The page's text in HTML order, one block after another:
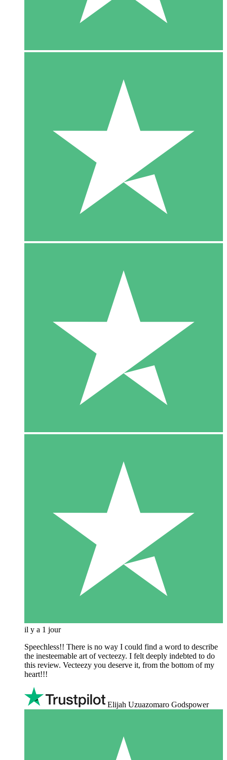
il y a 1 jour
Speechless!! There is no way I could find a word to describe
the inesteemable art of vecteezy. I felt deeply indebted to do
this review. Vecteezy you deserve it, from the bottom of my
heart!!!
Elijah Uzuazomaro Godspower